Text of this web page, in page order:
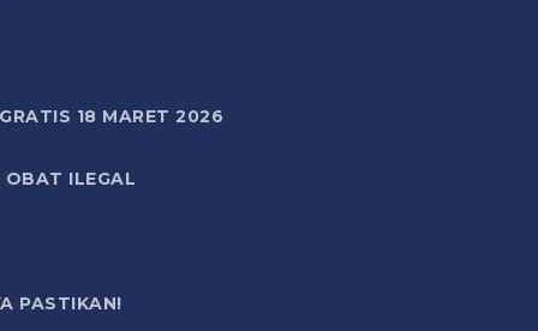
18 MARET 2026
OBAT ILEGAL
PASTIKAN!